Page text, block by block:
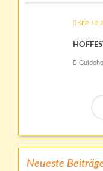
SEP. 12
Neueste